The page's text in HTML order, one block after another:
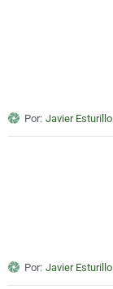
Por: Javier Esturillo
Por: Javier Esturillo